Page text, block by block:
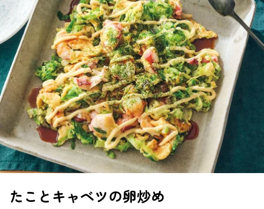
たことキャベツの卵炒め